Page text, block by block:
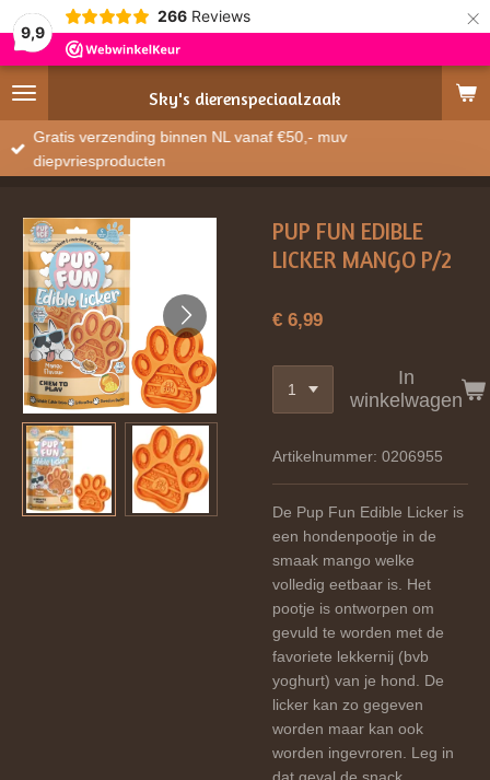
9,9
266 Reviews ×
Sky's dierenspeciaalzaak
Gratis verzending binnen NL vanaf €50,- muv
diepvriesproducten
PUP FUN EDIBLE
LICKER MANGO P/2
€ 6,99
In
winkelwagen
Artikelnummer: 0206955
De Pup Fun Edible Licker is
een hondenpootje in de
smaak mango welke
volledig eetbaar is. Het
pootje is ontworpen om
gevuld te worden met de
favoriete lekkernij (bvb
yoghurt) van je hond. De
licker kan zo gegeven
worden maar kan ook
worden ingevroren. Leg in